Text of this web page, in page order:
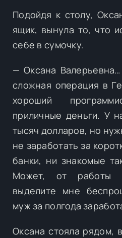
Подойдя к столу,
ящик, вынула то, что
себе в сумочку.
— Оксана
сложная операция в
хороший
приличные деньги. У
тысяч долларов, но
не заработать за
банки, ни знакомые
Может, от работы
выделите мне
муж за полгода
Оксана стояла рядом,